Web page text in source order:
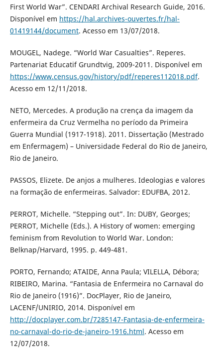
First World War”. CENDARI Archival Research Guide, 2016.
Disponível em https://hal.archives-ouvertes.fr/hal-
01419144/document. Acesso em 13/07/2018.
MOUGEL, Nadege. “World War Casualties”. Reperes.
Partenariat Educatif Grundtvig, 2009-2011. Disponível em
https://www.census.gov/history/pdf/reperes112018.pdf.
Acesso em 12/11/2018.
NETO, Mercedes. A produção na crença da imagem da
enfermeira da Cruz Vermelha no período da Primeira
Guerra Mundial (1917-1918). 2011. Dissertação (Mestrado
em Enfermagem) – Universidade Federal do Rio de Janeiro,
Rio de Janeiro.
PASSOS, Elizete. De anjos a mulheres. Ideologias e valores
na formação de enfermeiras. Salvador: EDUFBA, 2012.
PERROT, Michelle. “Stepping out”. In: DUBY, Georges;
PERROT, Michelle (Eds.). A History of women: emerging
feminism from Revolution to World War. London:
Belknap/Harvard, 1995. p. 449-481.
PORTO, Fernando; ATAIDE, Anna Paula; VILELLA, Débora;
RIBEIRO, Marina. “Fantasia de Enfermeira no Carnaval do
Rio de Janeiro (1916)”. DocPlayer, Rio de Janeiro,
LACENF/UNIRIO, 2014. Disponível em
http://docplayer.com.br/7285147-Fantasia-de-enfermeira-
no-carnaval-do-rio-de-janeiro-1916.html. Acesso em
12/07/2018.